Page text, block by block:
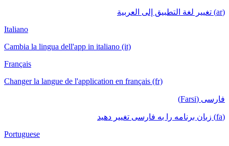
(ar) تغيير لغة التطبيق إلى العربية
Italiano
Cambia la lingua dell'app in italiano (it)
Français
Changer la langue de l'application en français (fr)
فارسی (Farsi)
(fa) زبان برنامه را به فارسی تغییر دهید
Portuguese